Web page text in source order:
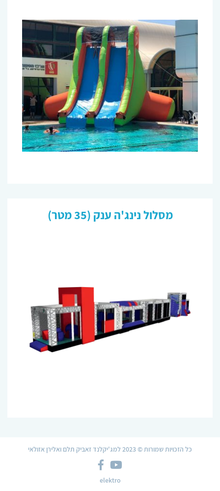
מסלול נינג'ה ענק (35 מטר)
כל הזכויות שמורות © 2023 למג'יקלנד זאביק תלם ואלירן אזולאי
צלמית
YouTube
צלמית
elektro